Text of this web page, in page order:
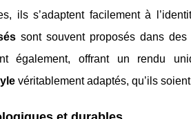
ils s’adaptent facilement à
sont souvent proposés dans
également, offrant un rendu
véritablement adaptés, qu’ils